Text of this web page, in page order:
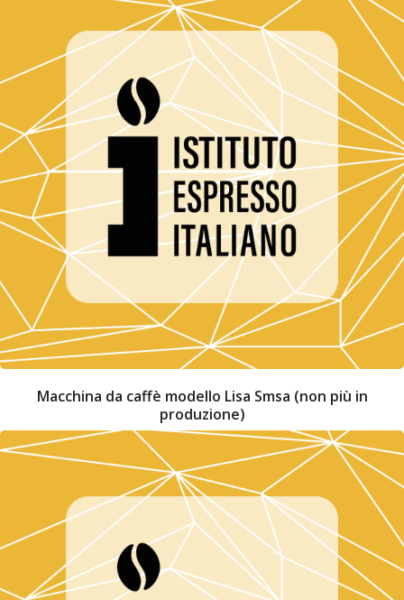
Macchina da caffè modello Lisa Smsa (non più in
produzione)